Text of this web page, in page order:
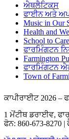
ਐਥਲੈਟਿਕਸ
ਫਾਈਨ ਅਤੇ
Music in Our
Health and
School to
ਫਾਰਮਿੰਗਟਨ
Farmington
ਫਾਰਮਿੰਗਟਨ
Town of
ਕਾਪੀਰਾਈਟ 2026 –
1 ਮੋਂਟੀਥ ਡਰਾਈਵ,
ਫੋਨ: 860-673-8270 |